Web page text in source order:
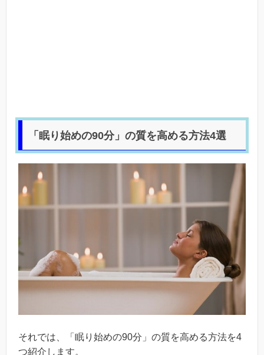
「眠り始めの90分」の質を高める方法4選
それでは、「眠り始めの90分」の質を高める方法を4
つ紹介します。